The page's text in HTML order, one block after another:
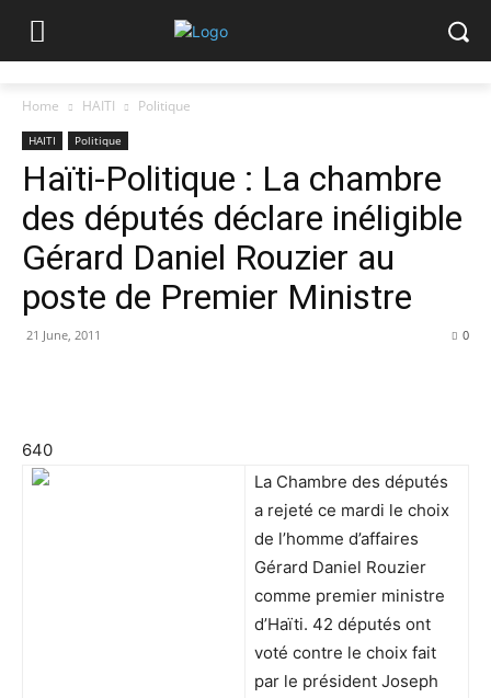
Home HAITI Politique
HAITI Politique
Haïti-Politique : La chambre
des députés déclare inéligible
Gérard Daniel Rouzier au
poste de Premier Ministre
21 June, 2011 0
640
La Chambre des députés
a rejeté ce mardi le choix
de l’homme d’affaires
Gérard Daniel Rouzier
comme premier ministre
d’Haïti. 42 députés ont
voté contre le choix fait
par le président Joseph